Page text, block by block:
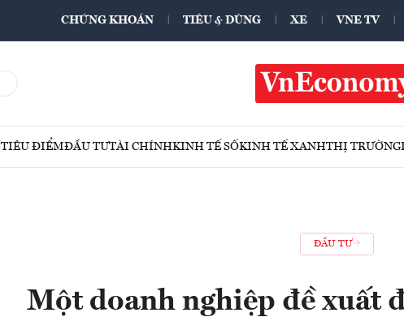
CHỨNG KHOÁN TIÊU & DÙNG XE VNE TV
TIÊU ĐIỂMĐẦU TƯTÀI CHÍNHKINH TẾ SỐKINH TẾ XANHTHỊ TRƯỜNG
ĐẦU TƯ
Một doanh nghiệp đề xuất